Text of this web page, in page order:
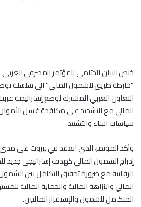
“خارطة طريق للشمول المالي” الى سلسلة
التعاون العربي المشترك لوضع إستراتيجية
المالي مع التشديد على مكافحة غسل
سياسات البناء والتشييد.
وأكد المؤتمر، الذي انعقد في بيروت على
إدراج الشمول المالي كهدف إستراتيجي جديد
الرقابية مع ضرورة تحقيق التكامل بين الشمول
المالي والنزاهة المالية والحماية المالية
المتكامل للشمول والإستقرار الماليين.